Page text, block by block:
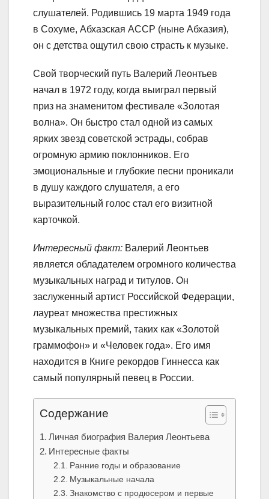
слушателей. Родившись 19 марта 1949 года
в Сохуме, Абхазская АССР (ныне Абхазия),
он с детства ощутил свою страсть к музыке.
Свой творческий путь Валерий Леонтьев
начал в 1972 году, когда выиграл первый
приз на знаменитом фестивале «Золотая
волна». Он быстро стал одной из самых
ярких звезд советской эстрады, собрав
огромную армию поклонников. Его
эмоциональные и глубокие песни проникали
в душу каждого слушателя, а его
выразительный голос стал его визитной
карточкой.
Интересный факт: Валерий Леонтьев
является обладателем огромного количества
музыкальных наград и титулов. Он
заслуженный артист Российской Федерации,
лауреат множества престижных
музыкальных премий, таких как «Золотой
граммофон» и «Человек года». Его имя
находится в Книге рекордов Гиннесса как
самый популярный певец в России.
Содержание
Личная биография Валерия Леонтьева
Интересные факты
Ранние годы и образование
Музыкальные начала
Знакомство с продюсером и первые